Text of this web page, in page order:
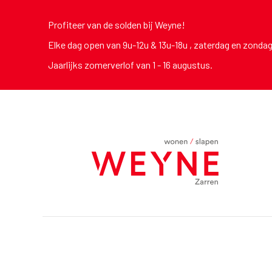
Profiteer van de solden bij Weyne!
Elke dag open van 9u-12u & 13u-18u , zaterdag en
Jaarlijks zomerverlof van 1 - 16 augustus.